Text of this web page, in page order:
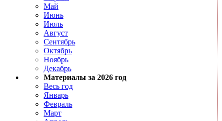
Май
Июнь
Июль
Август
Сентябрь
Октябрь
Ноябрь
Декабрь
Материалы за 2026 год
Весь год
Январь
Февраль
Март